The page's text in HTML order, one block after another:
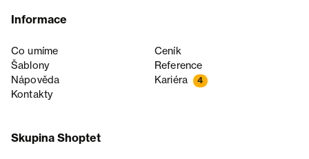
Informace
Co umíme
Ceník
Šablony
Reference
Nápověda
Kariéra 4
Kontakty
Skupina Shoptet